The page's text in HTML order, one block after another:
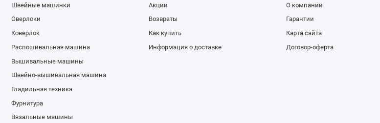
Швейные машинки
Оверлоки
Коверлок
Распошивальная машина
Вышивальные машины
Швейно-вышивальная машина
Гладильная техника
Фурнитура
Вязальные машины
Акции
Возвраты
Как купить
Информация о доставке
О компании
Гарантии
Карта сайта
Договор-оферта